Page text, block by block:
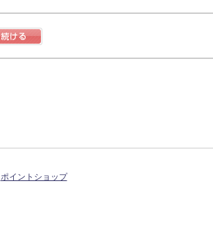
ポイントショップ